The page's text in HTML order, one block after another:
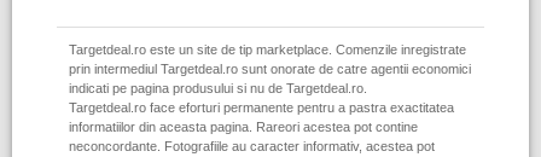
Targetdeal.ro este un site de tip marketplace. Comenzile inregistrate
prin intermediul Targetdeal.ro sunt onorate de catre agentii economici
indicati pe pagina produsului si nu de Targetdeal.ro.
Targetdeal.ro face eforturi permanente pentru a pastra exactitatea
informatiilor din aceasta pagina. Rareori acestea pot contine
neconcordante. Fotografiile au caracter informativ, acestea pot